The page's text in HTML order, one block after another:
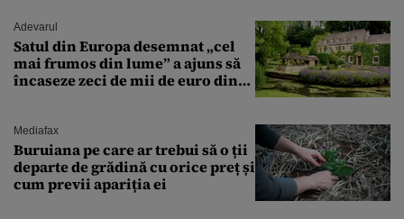
Adevarul
Satul din Europa desemnat „cel
mai frumos din lume” a ajuns să
încaseze zeci de mii de euro din
Mediafax
Buruiana pe care ar trebui să o ții
departe de grădină cu orice preț și
cum previi apariția ei